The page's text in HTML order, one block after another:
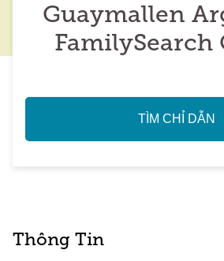
Guaymallen
FamilySearch
TÌM CHỈ DẪN
Thông Tin